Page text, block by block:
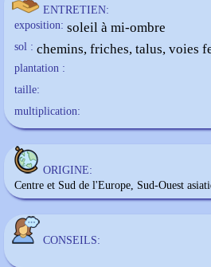
ENTRETIEN:
exposition: soleil à mi-ombre
sol : chemins, friches, talus, voies
plantation :
taille:
multiplication:
ORIGINE:
Centre et Sud de l'Europe, Sud-Ouest
CONSEILS: